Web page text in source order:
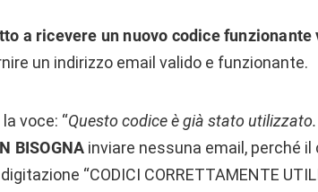
a ricevere un nuovo codice funzionante
un indirizzo email valido e funzionante.
voce: “Questo codice è già stato
BISOGNA inviare nessuna email, perché
“CODICI CORRETTAMENTE